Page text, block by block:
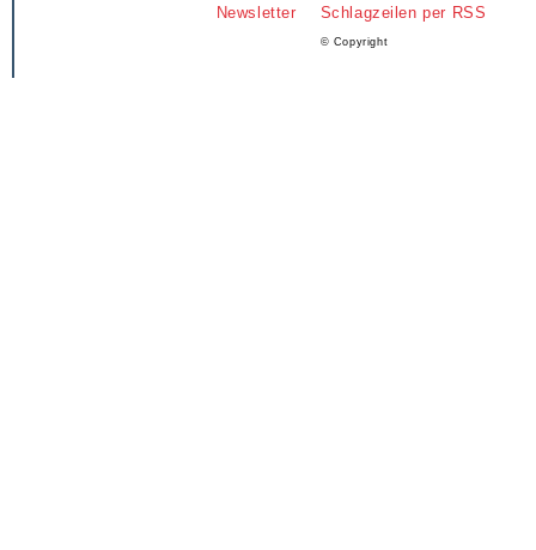
Newsletter Schlagzeilen per RSS
© Copyright